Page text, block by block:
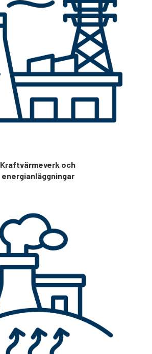
Kraftvärmeverk och
energianläggningar